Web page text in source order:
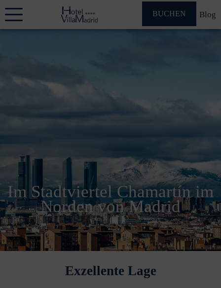
BUCHEN Blog
Im Stadtviertel Chamartín im
Norden von Madrid
Exzellente Lage